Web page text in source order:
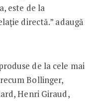
este de la
directă.” adaugă
de la cele mai
Bollinger,
Henri Giraud,